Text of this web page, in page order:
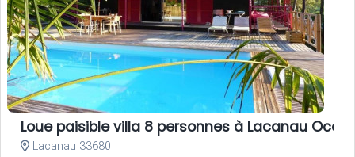
Loue paisible villa 8 personnes à Lacanau
Lacanau 33680